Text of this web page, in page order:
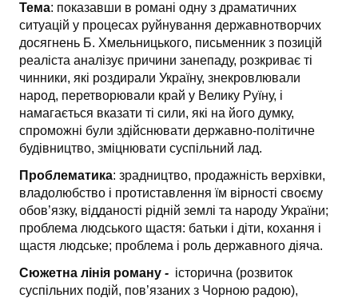
Тема: показавши в романі одну з драматичних
ситуацій у процесах руйнування державнотворчих
досягнень Б. Хмельницького, письменник з позицій
реаліста аналізує причини занепаду, розкриває ті
чинники, які роздирали Україну, знекровлювали
народ, перетворювали край у Велику Руїну, і
намагається вказати ті сили, які на його думку,
спроможні були здійснювати державно-політичне
будівництво, зміцнювати суспільний лад.
Проблематика: зрадництво, продажність верхівки,
владолюбство і протиставлення їм вірності своєму
обов’язку, відданості рідній землі та народу України;
проблема людського щастя: батьки і діти, кохання і
щастя людське; проблема і роль державного діяча.
Сюжетна лінія роману - історична (розвиток
суспільних подій, пов’язаних з Чорною радою),